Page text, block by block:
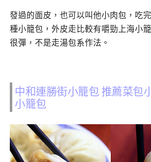
發過的面皮，也可以叫他小肉包，吃
種小籠包，外皮走比較有嚼勁上海小
很彈，不是走湯包系作法。
中和連勝街小籠包 推薦菜包
小籠包